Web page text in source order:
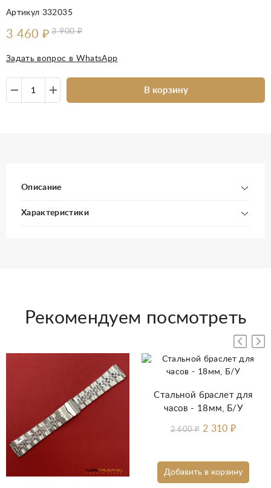
Артикул 332035
3 460₽ 3 900₽
Задать вопрос в WhatsApp
В корзину
Описание
Характеристики
Рекомендуем посмотреть
Добавить в корзину
Стальной браслет для
часов - 18мм, Б/У
2 600₽ 2 310₽